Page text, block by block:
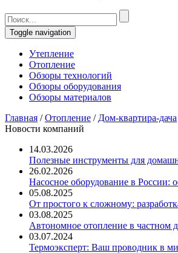
Toggle navigation
Утепление
Отопление
Обзоры технологий
Обзоры оборудования
Обзоры материалов
Главная /Отопление / Дом-квартира-дача
Новости компаний
14.03.2026
Полезные инструменты для
26.02.2026
Насосное оборудование в
05.08.2025
От простого к сложному:
03.08.2025
Автономное отопление в частном
03.07.2024
Термоэксперт: Ваш проводник в